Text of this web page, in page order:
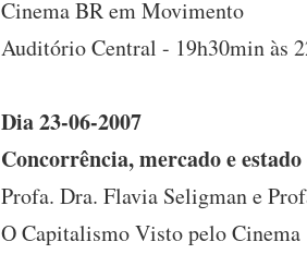
Cinema BR em Movimento
Auditório Central - 19h30min às
Dia 23-06-2007
Concorrência, mercado e
Profa. Dra. Flavia Seligman e
O Capitalismo Visto pelo Cinema